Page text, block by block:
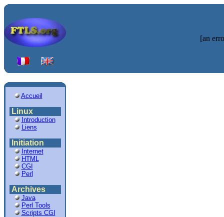
[an
Accueil
Linux
Introduction
Liens
Initiation
Internet
HTML
CGI
Perl
Archives
Java
Perl Tools
Scripts CGI